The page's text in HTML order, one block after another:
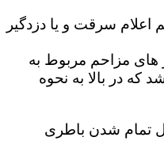
سرقت و یا دزدگیر
های مزاحم مربوط به
که در بالا به نحوه
تمام شدن باطری